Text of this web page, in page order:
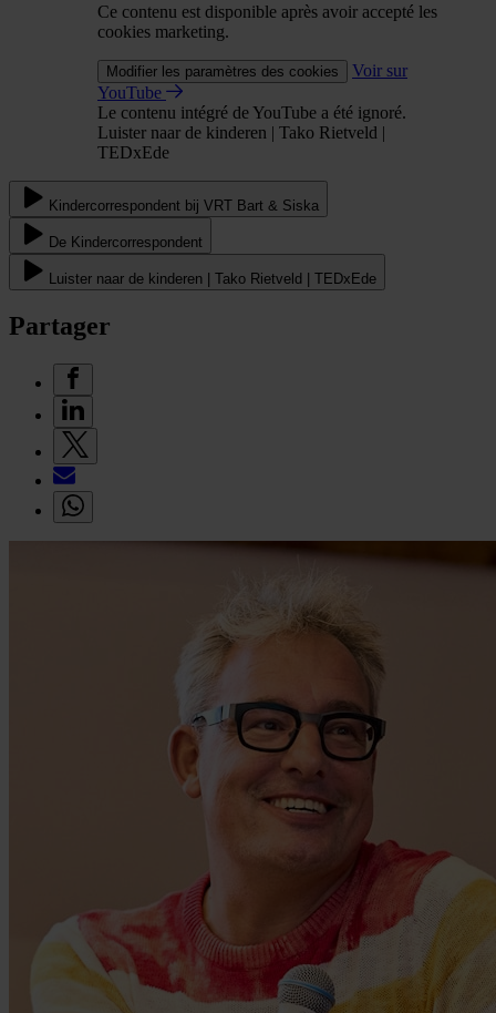
Ce contenu est disponible après avoir accepté les
cookies marketing.
Modifier les paramètres des cookies
Voir sur
YouTube
Le contenu intégré de YouTube a été ignoré.
Luister naar de kinderen | Tako Rietveld |
TEDxEde
Kindercorrespondent bij VRT Bart & Siska
De Kindercorrespondent
Luister naar de kinderen | Tako Rietveld | TEDxEde
Partager